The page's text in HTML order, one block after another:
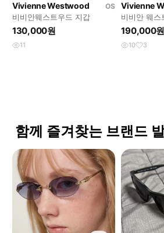
Vivienne Westwood
OS
비비안웨스트우드 지갑
130,000원
11
Vivienne
비비안 웨스
카드지갑
190,000원
10 3
함께 즐겨찾는 브랜드